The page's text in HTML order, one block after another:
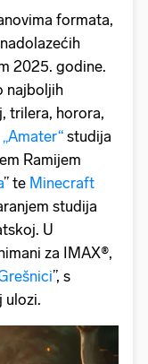
formata,
2025. godine.
najboljih
trilera, horora,
„Amater“ studija
Ramijem
” te Minecraft
studija
U
za IMAX®,
”, s
ulozi.